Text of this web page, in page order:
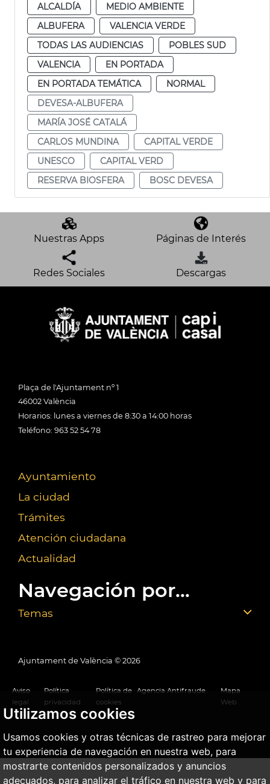
Utilizamos cookies
Usamos cookies y otras técnicas de rastreo para mejorar
tu experiencia de navegación en nuestra web, para
mostrarte contenidos personalizados y anuncios
adecuados, para analizar el tráfico en nuestra web y para
ALCALDÍA
MEDIO AMBIENTE
ALBUFERA
VALENCIA VERDE
TODAS LAS AUDIENCIAS
POBLES SUD
VALENCIA
EN PORTADA
EN PORTADA TEMÁTICA
NORMAL
DEVESA-ALBUFERA
MARÍA JOSÉ CATALÁ
CARLOS MUNDINA
CAPITAL VERDE
UNESCO
CAPITAL VERD
RESERVA BIOSFERA
BOSC DEVESA
Nuestras Apps Páginas de Interés
Redes Sociales Descargas
Plaça de l'Ajuntament nº 1
46002 València
Horarios: lunes a viernes de 8:30 a 14:00 horas
Teléfono: 963 52 54 78
Ayuntamiento
La ciudad
Trámites
Atención ciudadana
Actualidad
Navegación por...
Temas
Ajuntament de València © 2026
Aviso
legal
Política
privacidad
Política de
cookies
Agencia Antifraude
Mapa
Web